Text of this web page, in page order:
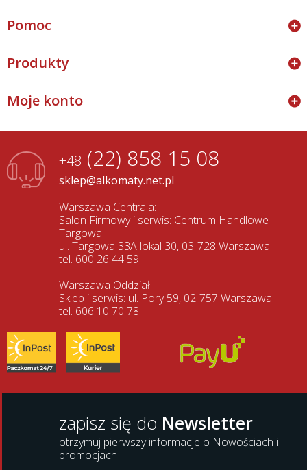
Pomoc
Produkty
Moje konto
+48 (22) 858 15 08
sklep@alkomaty.net.pl
Warszawa Centrala:
Salon Firmowy i serwis: Centrum Handlowe
Targowa
ul. Targowa 33A lokal 30, 03-728 Warszawa
tel. 600 26 44 59
Warszawa Oddział:
Sklep i serwis: ul. Pory 59, 02-757 Warszawa
tel. 606 10 70 78
zapisz się do Newsletter
otrzymuj pierwszy informacje o Nowościach i
promocjach